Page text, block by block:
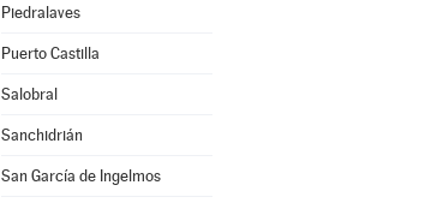
Piedralaves
Puerto Castilla
Salobral
Sanchidrián
San García de Ingelmos